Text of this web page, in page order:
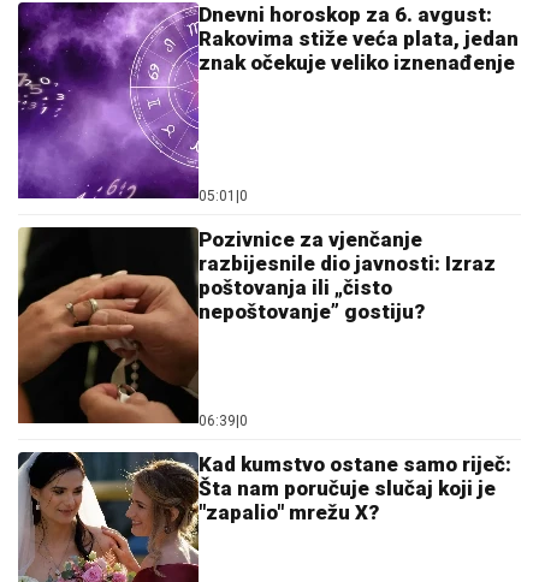
Dnevni horoskop za 6. avgust:
Rakovima stiže veća plata, jedan
znak očekuje veliko iznenađenje
05:01 |0
Pozivnice za vjenčanje
razbijesnile dio javnosti: Izraz
poštovanja ili „čisto
nepoštovanje” gostiju?
06:39|0
Kad kumstvo ostane samo riječ:
Šta nam poručuje slučaj koji je
"zapalio" mrežu X?